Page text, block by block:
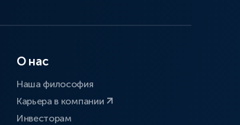
О нас
Наша философия
Карьера в компании
Инвесторам